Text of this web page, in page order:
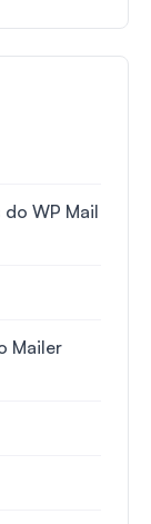
WP Mail
Mailer